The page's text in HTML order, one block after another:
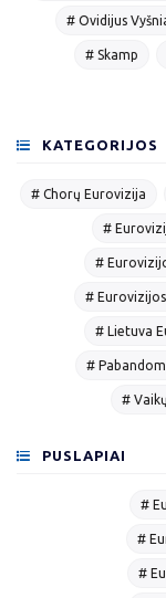
# Ovidijus
# Skamp
KATEGORIJOS
# Chorų Eurovizija
#
#
#
# Lietuva
#
#
PUSLAPIAI
#
#
#